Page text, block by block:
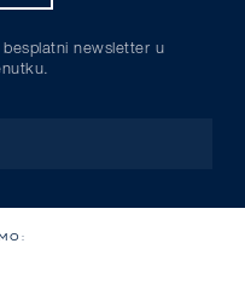
newsletter u